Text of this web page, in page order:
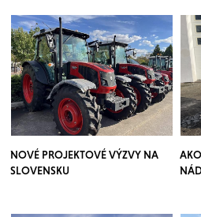
NOVÉ PROJEKTOVÉ VÝZVY NA
SLOVENSKU